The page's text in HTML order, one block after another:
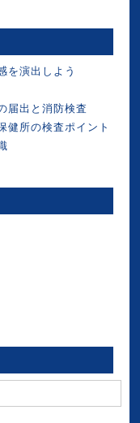
を演出しよう
届出と消防検査
健所の検査ポイント